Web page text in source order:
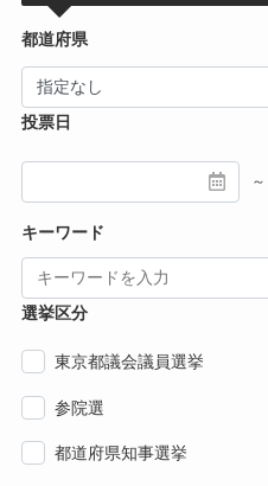
都道府県
投票日
～
キーワード
選挙区分
東京都議会議員選挙
参院選
都道府県知事選挙